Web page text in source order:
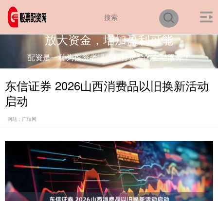
放大资金，增加盈利可能
配资是一种为投资者提供杠杆资金的金融服务！
东信证券 2026山西消费品以旧换新活动
启动
网站：广瑞网